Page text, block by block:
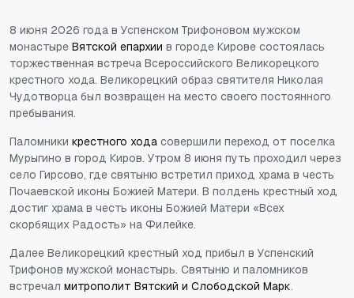
8 июня 2026 года в Успенском Трифоновом мужском
монастыре Вятской епархии в городе Кирове состоялась
торжественная встреча Всероссийского Великорецкого
крестного хода. Великорецкий образ святителя Николая
Чудотворца был возвращен на место своего постоянного
пребывания.
Паломники крестного хода совершили переход от поселка
Мурыгино в город Киров. Утром 8 июня путь проходил через
село Гирсово, где святыню встретил приход храма в честь
Почаевской иконы Божией Матери. В полдень крестный ход
достиг храма в честь иконы Божией Матери «Всех
скорбящих Радость» на Филейке.
Далее Великорецкий крестный ход прибыл в Успенский
Трифонов мужской монастырь. Святыню и паломников
встречал митрополит Вятский и Слободской Марк.